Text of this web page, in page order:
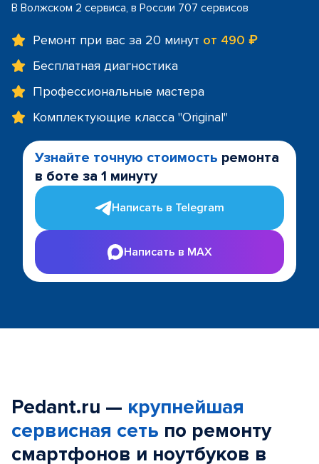
В Волжском 2 сервиса, в России 707 сервисов
Ремонт при вас за 20 минут от 490 ₽
Бесплатная диагностика
Профессиональные мастера
Комплектующие класса "Original"
Узнайте точную стоимость ремонта
в боте за 1 минуту
Написать в Telegram
Написать в MAX
Pedant.ru — крупнейшая
сервисная сеть по ремонту
смартфонов и ноутбуков в